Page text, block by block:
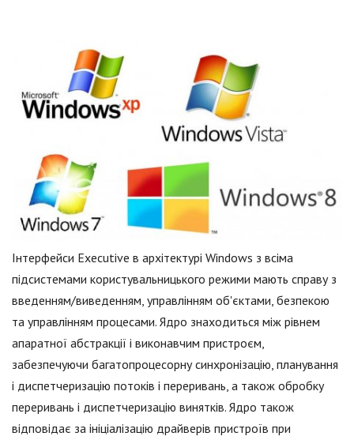
Інтерфейси Executive в архітектурі Windows з всіма
підсистемами користувальницького режими мають справу з
введенням/виведенням, управлінням об'єктами, безпекою
та управлінням процесами. Ядро знаходиться між рівнем
апаратної абстракції і виконавчим пристроєм,
забезпечуючи багатопроцесорну синхронізацію, планування
і диспетчеризацію потоків і переривань, а також обробку
переривань і диспетчеризацію винятків. Ядро також
відповідає за ініціалізацію драйверів пристроїв при